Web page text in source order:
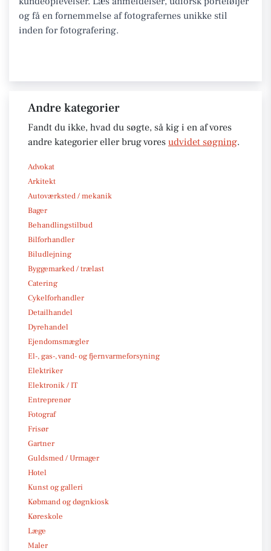
og få en fornemmelse af fotografernes unikke stil
inden for fotografering.
Andre kategorier
Fandt du ikke, hvad du søgte, så kig i en af vores
andre kategorier eller brug vores udvidet søgning.
Advokat
Arkitekt
Autoværksted / mekanik
Bager
Behandlingstilbud
Bilforhandler
Biludlejning
Byggemarked / trælast
Catering
Cykelforhandler
Detailhandel
Dyrehandel
Ejendomsmægler
El-, gas-, vand- og fjernvarmeforsyning
Elektriker
Elektronik / IT
Entreprenør
Fotograf
Frisør
Gartner
Guldsmed / Urmager
Hotel
Kunst og galleri
Købmand og døgnkiosk
Køreskole
Læge
Maler